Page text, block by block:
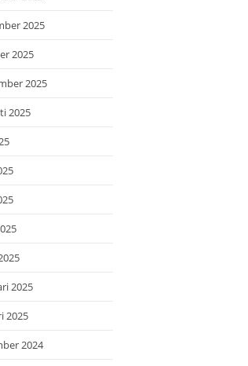
2025
2025
2025
2025
2025
2025
2024